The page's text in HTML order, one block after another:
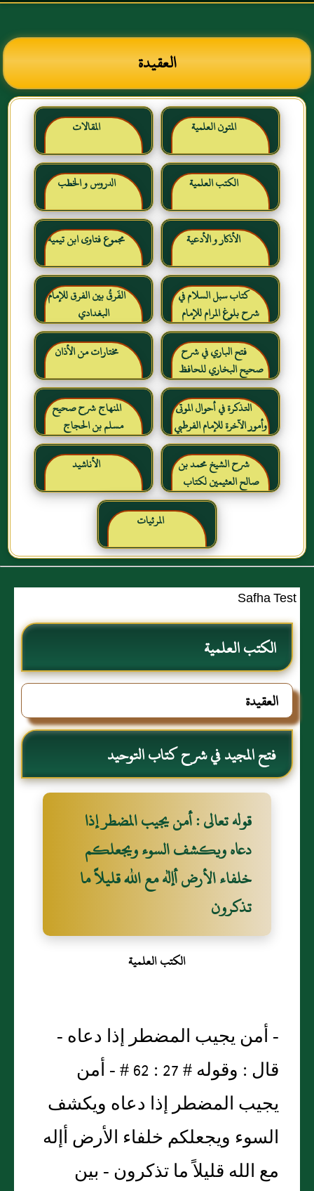
العقيدة
المتون العلمية المقالات
الكتب العلمية الدروس و الخطب
الأذكار و الأدعية مجموع فتاوى ابن تيمية
كتاب سبل السلام في
شرح بلوغ المرام للإمام
الصنعاني رحمه الله
الفَرقُ بين الفرق للإمام
البغدادي
فتح الباري في شرح
صحيح البخاري للحافظ
ابن حجر العسقلاني
مختارات من الأذان
التذكرة في أحوال الموتى
وأمور الآخرة للإمام الفرطبي
رحمه الله
المنهاج شرح صحيح
مسلم بن الحجاج
شرح الشيخ محمد بن
صالح العثيمين لكتاب
رياض الصالحين للإمام
النووي رحمهم الله تعالى
الأناشيد
المرئيات
Safha Test
الكتب العلمية
العقيدة
فتح المجيد في شرح كتاب التوحيد
قوله تعالى : أمن يجيب المضطر إذا
دعاه ويكشف السوء ويجعلكم
خلفاء الأرض أإله مع الله قليلاً ما
تذكرون
الكتب العلمية
- أمن يجيب المضطر إذا دعاه -
قال : وقوله # 27 : 62 # - أمن
يجيب المضطر إذا دعاه ويكشف
السوء ويجعلكم خلفاء الأرض أإله
مع الله قليلاً ما تذكرون - بين